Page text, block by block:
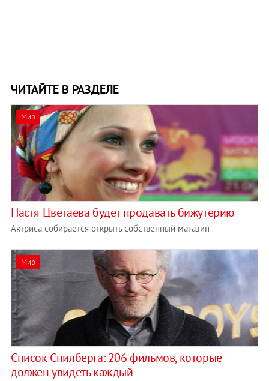
ЧИТАЙТЕ В РАЗДЕЛЕ
Мир
Настя Цветаева будет продавать бижутерию
Актриса собирается открыть собственный магазин
Мир
Список Спилберга: 206 фильмов, которые
должен увидеть каждый